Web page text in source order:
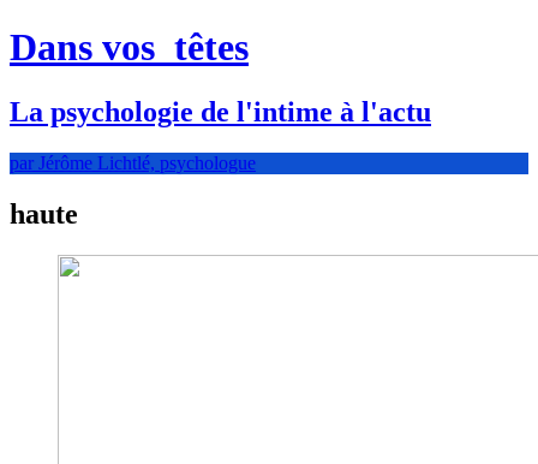
Dans vos têtes
La psychologie de l'intime à l'actu
par Jérôme Lichtlé, psychologue
haute